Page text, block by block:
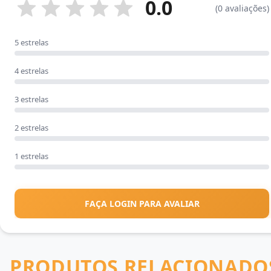
0.0 (0 avaliações)
5 estrelas
4 estrelas
3 estrelas
2 estrelas
1 estrelas
FAÇA LOGIN PARA AVALIAR